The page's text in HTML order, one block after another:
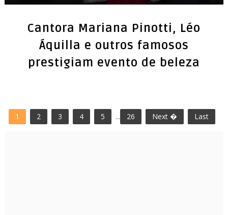
Cantora Mariana Pinotti, Léo
Áquilla e outros famosos
prestigiam evento de beleza
1 2 3 4 5 ... 26 Next � Last